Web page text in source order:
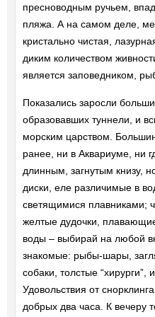
пресноводным ручьем,
пляжа. А на самом деле,
кристально чистая,
диким количеством
является заповедником,
Показались заросли
образовавших туннели, и
морским царством.
ранее, ни в Аквариуме, ни
длинным, загнутым книзу,
диски, еле различимые в
светящимися плавниками;
желтые дудочки,
воды – выбирай на любой
знакомые: рыбы-шары,
собаки, толстые “хирурги”,
Удовольствия от
добрых два часа. К вечеру